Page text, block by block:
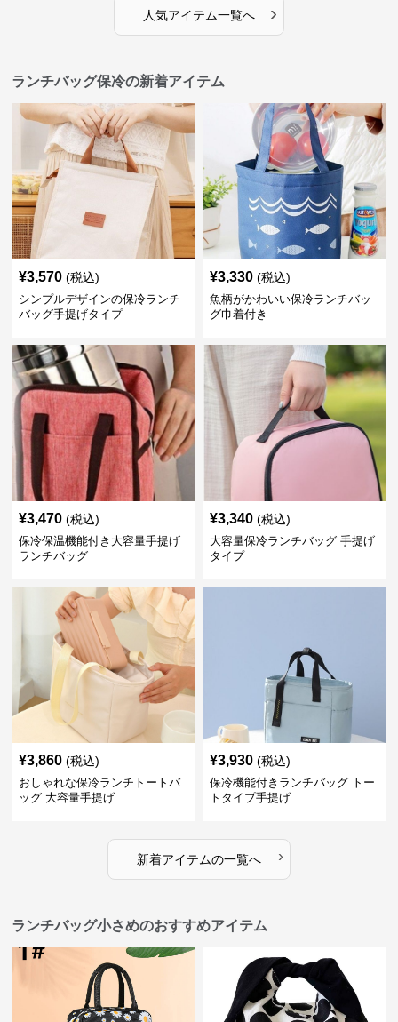
人気アイテム一覧へ ›
ランチバッグ保冷の新着アイテム
¥3,570 (税込)
シンプルデザインの保冷ランチ
バッグ手提げタイプ
¥3,330 (税込)
魚柄がかわいい保冷ランチバッ
グ巾着付き
¥3,470 (税込)
保冷保温機能付き大容量手提げ
ランチバッグ
¥3,340 (税込)
大容量保冷ランチバッグ 手提げ
タイプ
¥3,860 (税込)
おしゃれな保冷ランチトートバ
ッグ 大容量手提げ
¥3,930 (税込)
保冷機能付きランチバッグ トー
トタイプ手提げ
新着アイテムの一覧へ ›
ランチバッグ小さめのおすすめアイテム